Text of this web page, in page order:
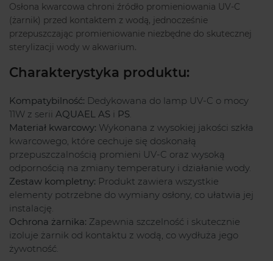
Osłona kwarcowa chroni źródło promieniowania UV-C
(żarnik) przed kontaktem z wodą, jednocześnie
przepuszczając promieniowanie niezbędne do skutecznej
sterylizacji wody w akwarium.
Charakterystyka produktu:
Kompatybilność: Dedykowana do lamp UV-C o mocy
11W z serii AQUAEL AS PS.
Materiał kwarcowy: Wykonana z wysokiej jakości szkła
kwarcowego, które cechuje się doskonałą
przepuszczalnością promieni UV-C oraz wysoką
odpornością na zmiany temperatury i działanie wody.
Zestaw kompletny: Produkt zawiera wszystkie
elementy potrzebne do wymiany osłony, co ułatwia jej
instalację.
Ochrona żarnika: Zapewnia szczelność i skutecznie
izoluje żarnik od kontaktu z wodą, co wydłuża jego
żywotność.